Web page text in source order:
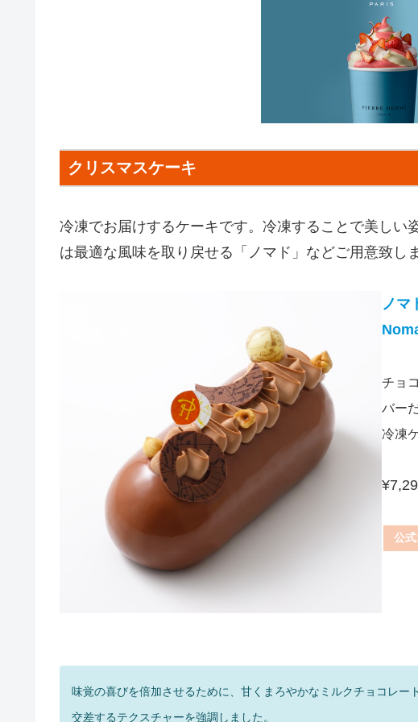
クリスマスケーキ
冷凍でお届けするケーキです。冷凍することで美しい
は最適な風味を取り戻せる「ノマド」などご用意致し
ノマ
チョ
バー
冷凍
公
味覚の喜びを倍加させるために、甘くまろやかなミルクチョコレ
交差するテクスチャーを強調しました。